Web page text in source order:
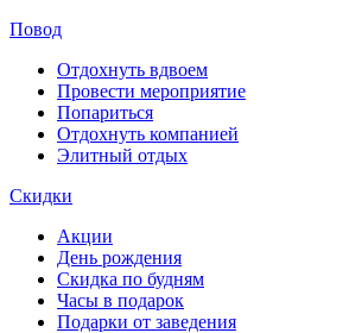
Повод
Отдохнуть вдвоем
Провести мероприятие
Попариться
Отдохнуть компанией
Элитный отдых
Скидки
Акции
День рождения
Скидка по будням
Часы в подарок
Подарки от заведения